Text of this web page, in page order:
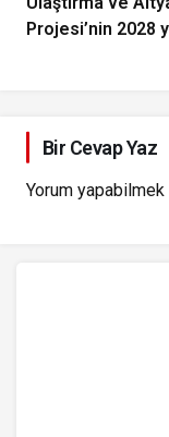
Projesi’nin 2028
Bir Cevap Yaz
Yorum